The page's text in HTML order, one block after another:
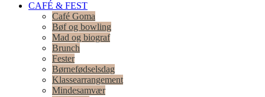
CAFÉ & FEST
Café Goma
Bøf og bowling
Mad og biograf
Brunch
Fester
Børnefødselsdag
Klassearrangement
Mindesamvær